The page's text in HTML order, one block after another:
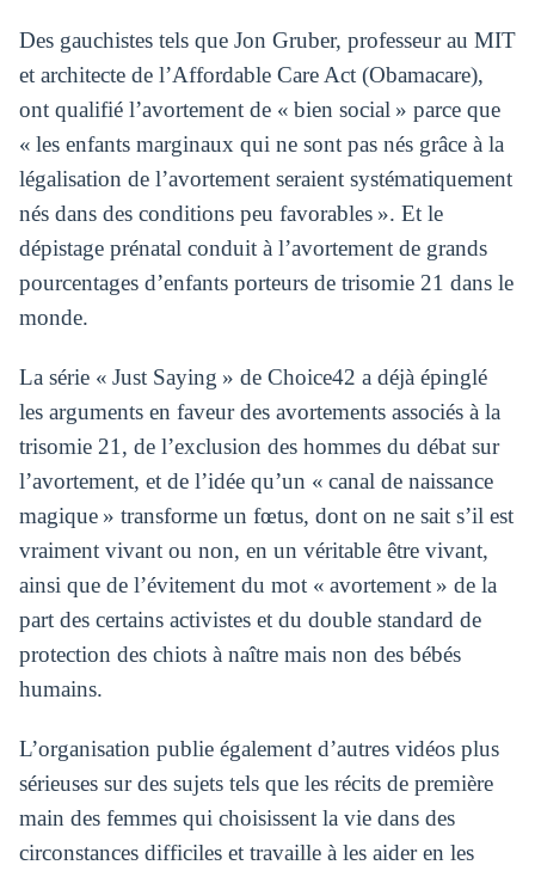
Des gauchistes tels que Jon Gruber, professeur au MIT
et architecte de l’Affordable Care Act (Obamacare),
ont qualifié l’avortement de « bien social » parce que
« les enfants marginaux qui ne sont pas nés grâce à la
légalisation de l’avortement seraient systématiquement
nés dans des conditions peu favorables ». Et le
dépistage prénatal conduit à l’avortement de grands
pourcentages d’enfants porteurs de trisomie 21 dans le
monde.
La série « Just Saying » de Choice42 a déjà épinglé
les arguments en faveur des avortements associés à la
trisomie 21, de l’exclusion des hommes du débat sur
l’avortement, et de l’idée qu’un « canal de naissance
magique » transforme un fœtus, dont on ne sait s’il est
vraiment vivant ou non, en un véritable être vivant,
ainsi que de l’évitement du mot « avortement » de la
part des certains activistes et du double standard de
protection des chiots à naître mais non des bébés
humains.
L’organisation publie également d’autres vidéos plus
sérieuses sur des sujets tels que les récits de première
main des femmes qui choisissent la vie dans des
circonstances difficiles et travaille à les aider en les